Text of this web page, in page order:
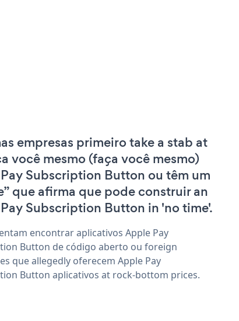
empresas primeiro take a stab at
você mesmo (faça você mesmo)
Subscription Button ou têm um
que afirma que pode construir an
Subscription Button in 'no time'.
encontrar aplicativos Apple Pay
Button de código aberto ou foreign
que allegedly oferecem Apple Pay
Button aplicativos at rock-bottom prices.